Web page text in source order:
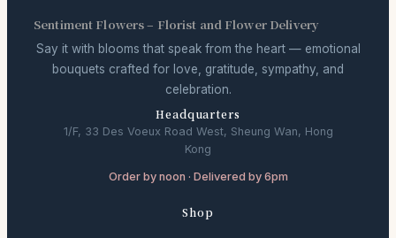
Sentiment Flowers – Florist and Flower Delivery
Say it with blooms that speak from the heart — emotional
bouquets crafted for love, gratitude, sympathy, and
celebration.
Headquarters
1/F, 33 Des Voeux Road West, Sheung Wan, Hong
Kong
Order by noon · Delivered by 6pm
Shop